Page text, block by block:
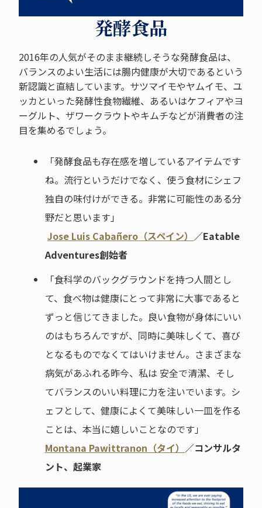
発酵食品
2016年の人気がそのまま継続しそうな発酵食品は、
バランスのよい生活には腸内健康が大切であるという
新認識と直結しています。サツマイモやヤムイモ、ユ
ッカといった発酵性食物繊維、あるいはケフィアやヨ
ーグルト、ザワークラウトやキムチなどが消費者の注
目を集めるでしょう。
「発酵食品も存在感を増しているアイテムです
ね。流行というだけでなく、使う食材にシェフ
独自の味付けができる。非常に可能性のある分
野だと思います」
Jose Luis Cabañero（スペイン） ／Eatable
Adventures創始者
「食科学のバックグラウンドを持つ人間とし
て、食べ物は健康にとって非常に大事であると
ずっと信じてきました。良い食物が身体にいい
のはもちろんですが、同時に美味しくて、喜び
となるものでなくてはいけません。さまざまな
病気があふれる昨今、私は 安全で清潔、そし
てバランスのいい料理に力を注いでいます。シ
ェフとして、健康によくて美味しい一皿を作る
ことは、本当に嬉しいことなのです」
Montana Pawittranon（タイ） ／コンサルタ
ント、起業家